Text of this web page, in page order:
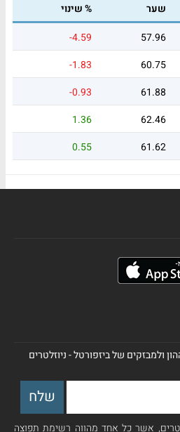
שער
% שינוי
57.96
-4.59
60.75
-1.83
61.88
-0.93
62.46
1.36
61.62
0.55
ולמבזקים של ביזפורטל - ניוזלטרים
אשר כל אחד מהווה רשימת תפוצה